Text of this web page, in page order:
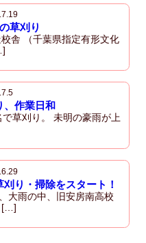
草刈り
校舎 （千葉県指定有形文化
、作業日和
で草刈り。 未明の豪雨が上
刈り・掃除をスタート！
大雨の中、旧安房南高校
[…]